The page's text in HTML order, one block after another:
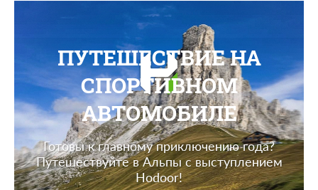
ПУТЕШЕСТВИЕ НА
СПОРТИВНОМ
АВТОМОБИЛЕ
Готовы к главному приключению года?
Путешествуйте в Альпы с выступлением
Hodoor!